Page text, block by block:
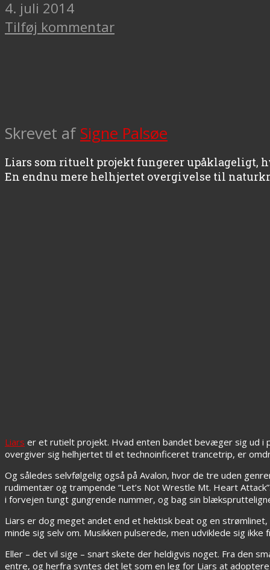
4. juli 2014
Tilføj kommentar
Skrevet af Signe Palsøe
Liars som rituelt projekt fungerer upåklageligt,
En endnu mere helhjertet overgivelse til
Liars er et rutielt projekt. Hvad enten bandet bevæger sig ud i
overgiver sig helhjertet til et technoinficeret trancetrip, er
Og således selvfølgelig også på Avalon, hvor de tre uden
rudimentær og trampende “Let’s Not Wrestle Mt. Heart
i forvejen tungt gungrende nummer, og bag sin
Liars er dog meget andet end et hektisk beat og en
minde sig selv om. Musikken pulserede, men udviklede sig
Eller – det vil sige – snart skete der heldigvis noget. Fra den
entre, og herfra syntes det let som en leg for Liars at